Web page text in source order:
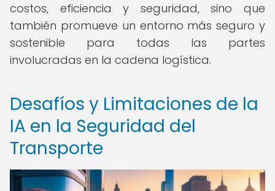
costos, eficiencia y seguridad, sino que
también promueve un entorno más seguro y
sostenible para todas las partes
involucradas en la cadena logística.
Desafíos y Limitaciones de la
IA en la Seguridad del
Transporte